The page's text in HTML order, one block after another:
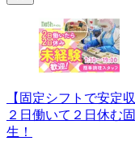
【固定シフトで安定
２日働いて２日休む
生！